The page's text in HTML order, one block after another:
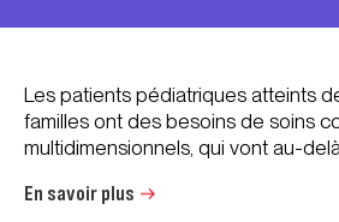
Les patients pédiatriques atteints
familles ont des besoins de soins
multidimensionnels, qui vont au-
En savoir plus